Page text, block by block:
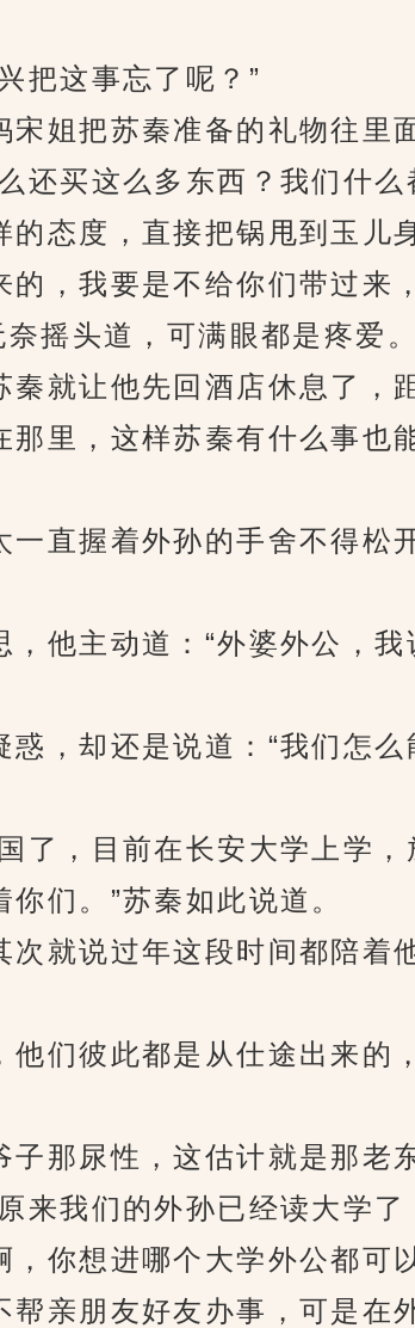
这事忘了呢？”
把苏秦准备的礼物往里
还买这么多东西？我们什么
度，直接把锅甩到玉儿
，我要是不给你们带过来
摇头道，可满眼都是疼爱。
让他先回酒店休息了，
里，这样苏秦有什么事也
握着外孙的手舍不得松
主动道：“外婆外公，我
却还是说道：“我们怎么
，目前在长安大学上学，
们。”苏秦如此说道。
说过年这段时间都陪着
彼此都是从仕途出来的
尿性，这估计就是那老东
我们的外孙已经读大学了
你想进哪个大学外公都可
朋友好友办事，可是在外